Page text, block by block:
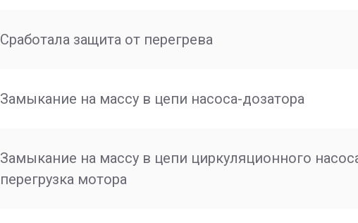
Сработала защита от перегрева
Замыкание на массу в цепи насоса-дозатора
Замыкание на массу в цепи циркуляционного
перегрузка мотора